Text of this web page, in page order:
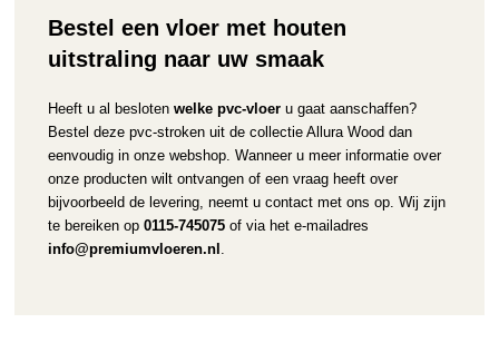
Bestel een vloer met houten
uitstraling naar uw smaak
Heeft u al besloten welke pvc-vloeru gaat aanschaffen?
Bestel deze pvc-stroken uit de collectie Allura Wood dan
eenvoudig in onze webshop. Wanneer u meer informatie over
onze producten wilt ontvangen of een vraag heeft over
bijvoorbeeld de levering, neemt u contact met ons op. Wij zijn
te bereiken op 0115-745075of via het e-mailadres
info@premiumvloeren.nl